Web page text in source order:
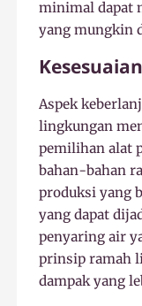
minimal dapat
yang mungkin
Aspek
lingkungan
pemilihan alat
bahan-bahan
produksi yang
yang dapat
penyaring air
prinsip ramah
dampak yang